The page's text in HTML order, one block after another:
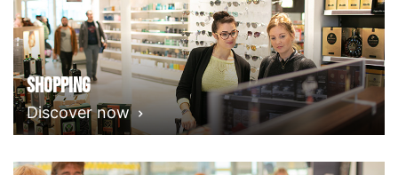
Shopping
Discover now